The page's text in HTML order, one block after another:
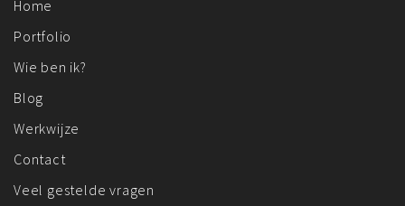
Home
Portfolio
Wie ben ik?
Blog
Werkwijze
Contact
Veel gestelde vragen